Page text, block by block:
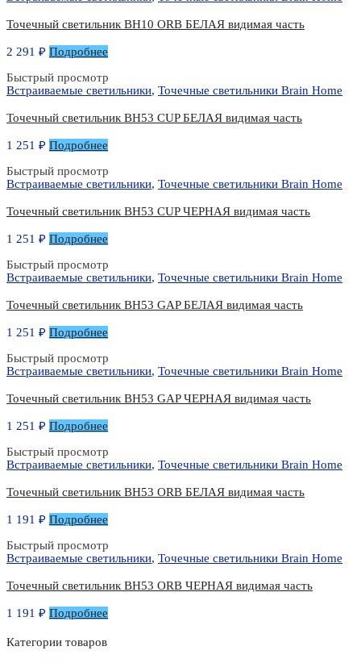
Точечный светильник BH10 ORB БЕЛАЯ видимая часть
2 291 ₽ Подробнее
Быстрый просмотр
Встраиваемые светильники, Точечные светильники Brain Home
Точечный светильник BH53 CUP БЕЛАЯ видимая часть
1 251 ₽ Подробнее
Быстрый просмотр
Встраиваемые светильники, Точечные светильники Brain Home
Точечный светильник BH53 CUP ЧЕРНАЯ видимая часть
1 251 ₽ Подробнее
Быстрый просмотр
Встраиваемые светильники, Точечные светильники Brain Home
Точечный светильник BH53 GAP БЕЛАЯ видимая часть
1 251 ₽ Подробнее
Быстрый просмотр
Встраиваемые светильники, Точечные светильники Brain Home
Точечный светильник BH53 GAP ЧЕРНАЯ видимая часть
1 251 ₽ Подробнее
Быстрый просмотр
Встраиваемые светильники, Точечные светильники Brain Home
Точечный светильник BH53 ORB БЕЛАЯ видимая часть
1 191 ₽ Подробнее
Быстрый просмотр
Встраиваемые светильники, Точечные светильники Brain Home
Точечный светильник BH53 ORB ЧЕРНАЯ видимая часть
1 191 ₽ Подробнее
Категории товаров